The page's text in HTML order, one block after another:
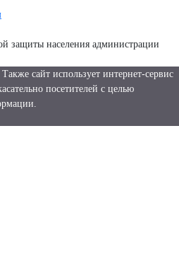
защиты населения администрации
сайт использует интернет-сервис
посетителей с целью